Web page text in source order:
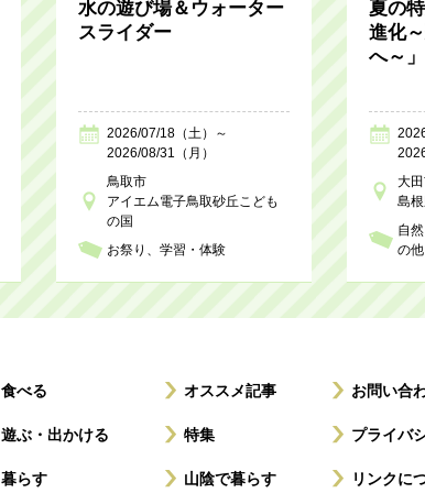
水の遊び場＆ウォーター
スライダー
2026/07/18（土）～
2026/08/31（月）
鳥取市
アイエム電子鳥取砂丘こども
の国
お祭り
学習・体験
夏の
進化
へ～」
大
島
自
の他
食べる
遊ぶ・出かける
暮らす
オススメ記事
特集
山陰で暮らす
お問い合
プライバ
リンクに